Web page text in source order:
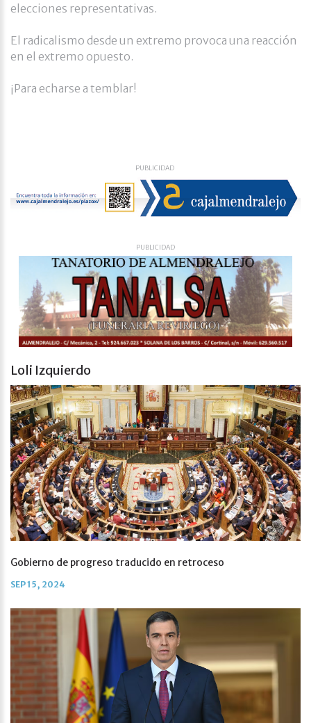
elecciones representativas.
El radicalismo desde un extremo provoca una reacción
en el extremo opuesto.
¡Para echarse a temblar!
PUBLICIDAD
PUBLICIDAD
Loli Izquierdo
Gobierno de progreso traducido en retroceso
SEP 15, 2024